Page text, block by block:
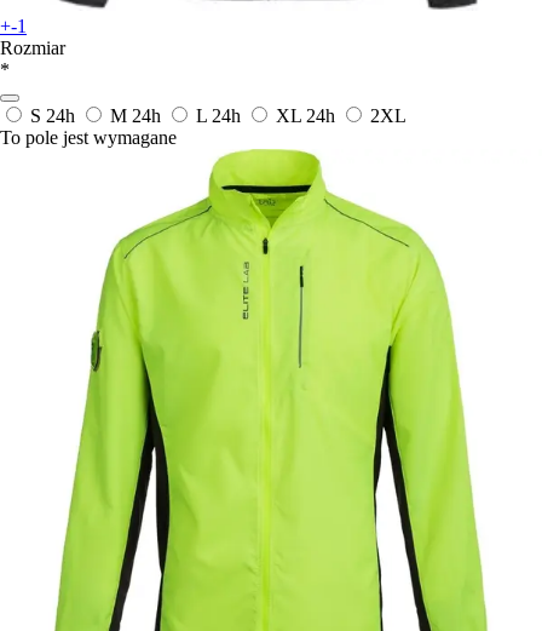
+-1
Rozmiar
*
S 24h M 24h L 24h XL 24h
2XL
To pole jest wymagane